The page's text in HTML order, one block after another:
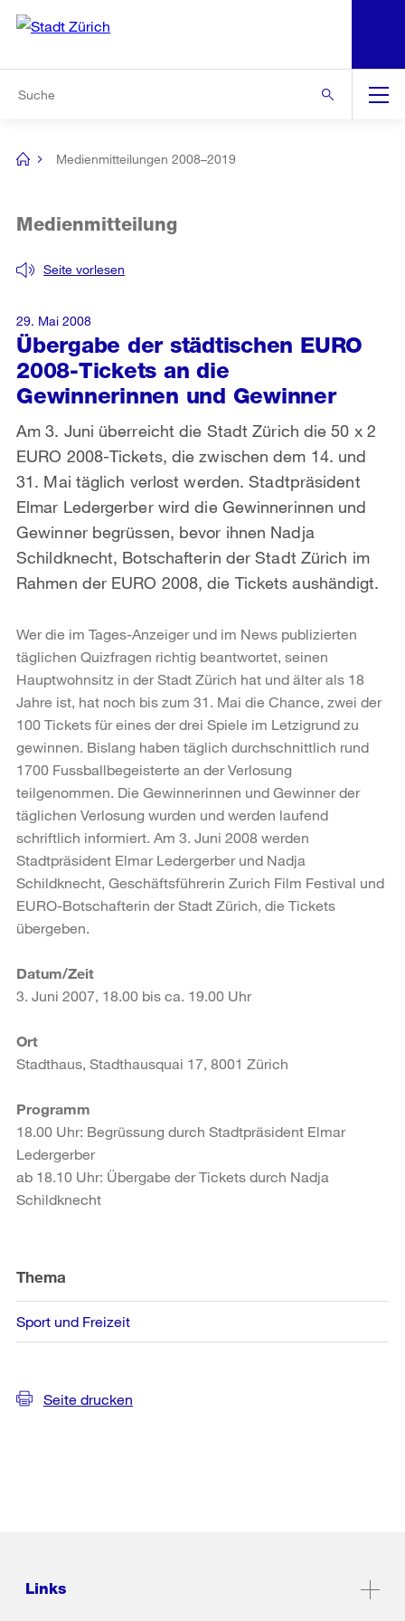
Navigation
[no
Medienmitteilungen 2008–2019
Übergabe der städtischen EURO
2008-Tickets an die
Gewinnerinnen und Gewinner
Seite vorlesen
Medienmitteilung
Am 3. Juni überreicht die Stadt Zürich die 50 x 2
EURO 2008-Tickets, die zwischen dem 14. und
31. Mai täglich verlost werden. Stadtpräsident
Elmar Ledergerber wird die Gewinnerinnen und
Gewinner begrüssen, bevor ihnen Nadja
Schildknecht, Botschafterin der Stadt Zürich im
Rahmen der EURO 2008, die Tickets aushändigt.
29. Mai 2008
Wer die im Tages-Anzeiger und im News publizierten
täglichen Quizfragen richtig beantwortet, seinen
Hauptwohnsitz in der Stadt Zürich hat und älter als 18
Jahre ist, hat noch bis zum 31. Mai die Chance, zwei der
100 Tickets für eines der drei Spiele im Letzigrund zu
gewinnen. Bislang haben täglich durchschnittlich rund
1700 Fussballbegeisterte an der Verlosung
teilgenommen. Die Gewinnerinnen und Gewinner der
täglichen Verlosung wurden und werden laufend
schriftlich informiert. Am 3. Juni 2008 werden
Stadtpräsident Elmar Ledergerber und Nadja
Schildknecht, Geschäftsführerin Zurich Film Festival und
EURO-Botschafterin der Stadt Zürich, die Tickets
übergeben.
Datum/Zeit
3. Juni 2007, 18.00 bis ca. 19.00 Uhr
Ort
Stadthaus, Stadthausquai 17, 8001 Zürich
Programm
18.00 Uhr: Begrüssung durch Stadtpräsident Elmar
Ledergerber
ab 18.10 Uhr: Übergabe der Tickets durch Nadja
Schildknecht
Informationen
Thema
Sport und Freizeit
Seite drucken
Links